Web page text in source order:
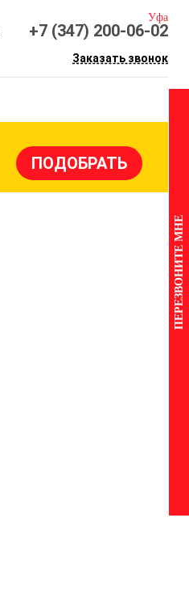
Уфа
+7 (347) 200-06-02
Заказать звонок
ПЕРЕЗВОНИТЕ МНЕ